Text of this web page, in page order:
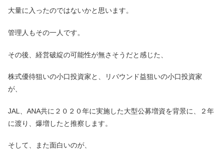
大量に入ったのではないかと思います。
管理人もその一人です。
その後、経営破綻の可能性が無さそうだと感じた、
株式優待狙いの小口投資家と、リバウンド益狙いの小口投資家
が、
JAL、ANA共に２０２０年に実施した大型公募増資を背景に、２年
に渡り、爆増したと推察します。
そして、また面白いのが、